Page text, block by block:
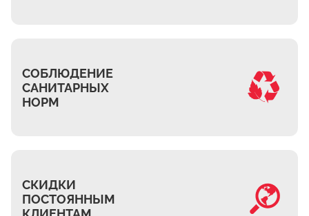
СОБЛЮДЕНИЕ
САНИТАРНЫХ
НОРМ
СКИДКИ
ПОСТОЯННЫМ